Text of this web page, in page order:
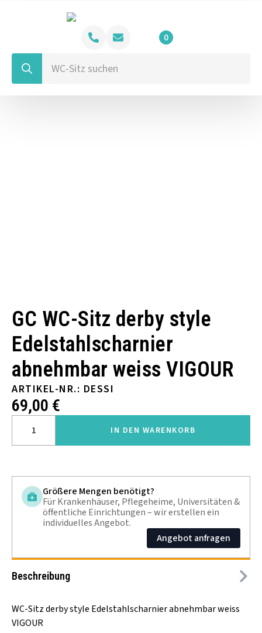
Search
for:
0
GC WC-Sitz derby style
Edelstahlscharnier
abnehmbar weiss VIGOUR
ARTIKEL-NR.: DESSI
69,00 €
GC
STYLE
VIGOUR
MENGE
IN DEN WARENKORB
Größere Mengen benötigt?
Für Krankenhäuser, Pflegeheime, Universitäten &
öffentliche Einrichtungen – wir erstellen ein
individuelles Angebot.
Angebot anfragen
Beschreibung
WC-Sitz derby style Edelstahlscharnier abnehmbar weiss
VIGOUR